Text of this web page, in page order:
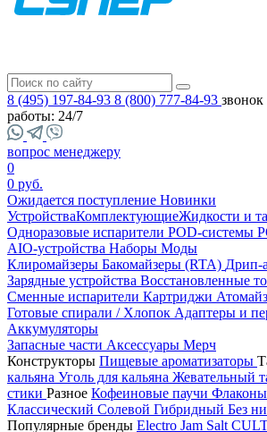
8 (495) 197-84-93 8 (800) 777-84-93
работы: 24/7
вопрос менеджеру
0
0 руб.
Ожидается поступление Новинки
УстройстваКомплектующиеЖидкости и
Одноразовые испарители POD-системы
AIO-устройства Наборы Моды
Клиромайзеры Бакомайзеры (RTA) Дрип-
Зарядные устройства Восстановленные
Сменные испарители Картриджи
Готовые спирали / Хлопок Адаптеры и
Аккумуляторы
Запасные части Аксессуары Мерч
Конструкторы Пищевые ароматизаторы
кальяна Уголь для кальяна Жевательный
стики Разное Кофеиновые паучи Флаконы
Классический Солевой Гибридный Без
Популярные бренды Electro Jam Salt